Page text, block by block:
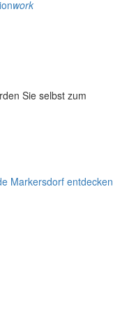
work
Sie selbst zum